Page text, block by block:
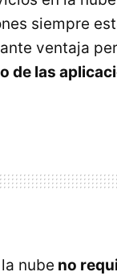
siempre
ventaja
de las
nube no